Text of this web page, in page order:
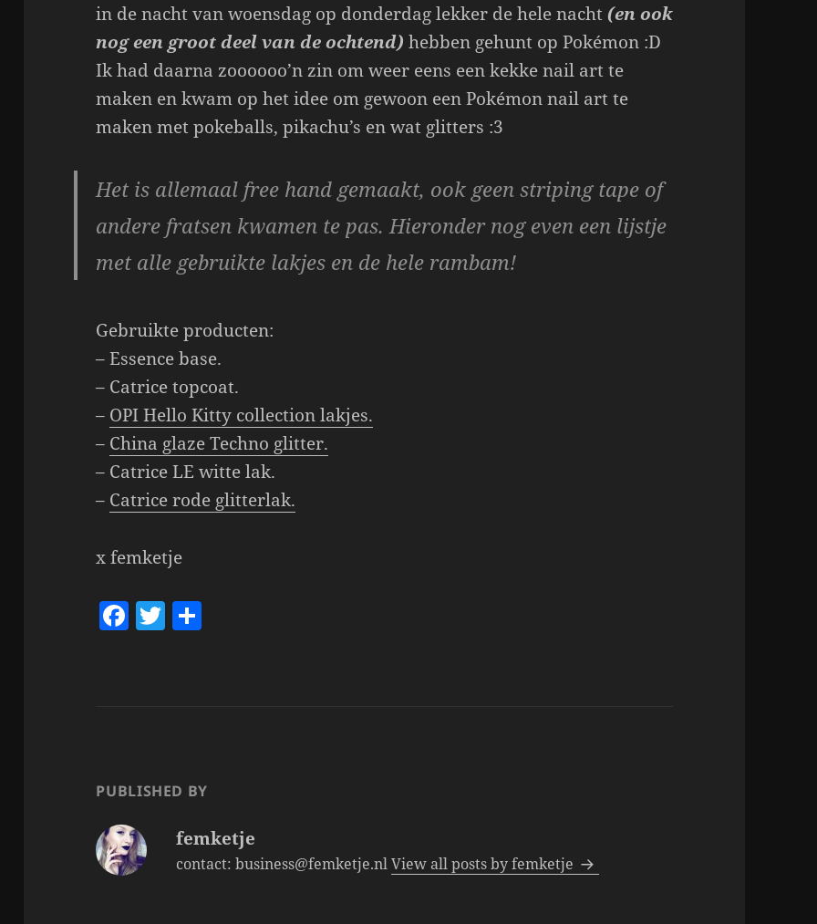
in de nacht van woensdag op donderdag lekker de hele nacht(en ook
nog een groot deel van de ochtend) hebben gehunt op Pokémon :D
Ik had daarna zoooooo’n zin om weer eens een kekke nail art te
maken en kwam op het idee om gewoon een Pokémon nail art te
maken met pokeballs, pikachu’s en wat glitters :3
Het is allemaal free hand gemaakt, ook geen striping tape of
andere fratsen kwamen te pas. Hieronder nog even een lijstje
met alle gebruikte lakjes en de hele rambam!
Gebruikte producten:
– Essence base.
– Catrice topcoat.
– OPI Hello Kitty collection lakjes.
– China glaze Techno glitter.
– Catrice LE witte lak.
– Catrice rode glitterlak.
x femketje
F
o
k
T
PUBLISHED BY
femketje
contact: business@femketje.nlView all posts by femketje